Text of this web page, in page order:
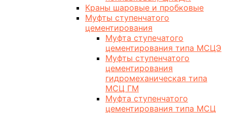
Краны шаровые и пробковые
Муфты ступенчатого
цементирования
Муфта ступечатого
цементирования типа МСЦЭ
Муфты ступенчатого
цементирования
гидромеханическая типа
МСЦ ГМ
Муфта ступенчатого
цементирования типа МСЦ